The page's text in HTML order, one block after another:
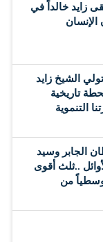
زايد خالداً في
الشيخ زايد
تاريخية
التنموية
الجابر وسيد
ضمن الـ10 الأوائل ..ثلث أقوى
من